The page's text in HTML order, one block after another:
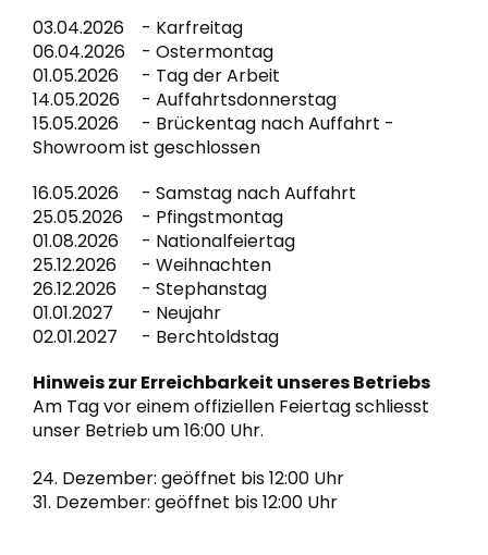
03.04.2026
Karfreitag
06.04.2026
Ostermontag
01.05.2026
Tag der Arbeit
14.05.2026
Auffahrtsdonnerstag
15.05.2026
Brückentag nach Auffahrt -
Showroom ist geschlossen
16.05.2026
Samstag nach Auffahrt
25.05.2026
Pfingstmontag
01.08.2026
Nationalfeiertag
25.12.2026
Weihnachten
26.12.2026
Stephanstag
01.01.2027
Neujahr
02.01.2027
Berchtoldstag
Hinweis zur Erreichbarkeit unseres Betriebs
Am Tag vor einem offiziellen Feiertag schliesst
unser Betrieb um 16:00 Uhr.
24. Dezember: geöffnet bis 12:00 Uhr
31. Dezember: geöffnet bis 12:00 Uhr